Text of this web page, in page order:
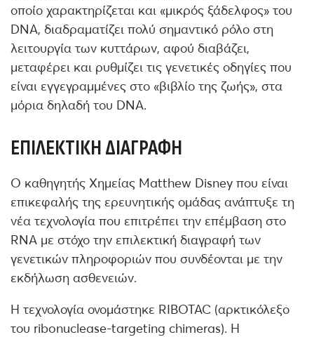
οποίο χαρακτηρίζεται και «μικρός ξάδελφος» του
DNA, διαδραματίζει πολύ σημαντικό ρόλο στη
λειτουργία των κυττάρων, αφού διαβάζει,
μεταφέρει και ρυθμίζει τις γενετικές οδηγίες που
είναι εγγεγραμμένες στο «βιβλίο της ζωής», στα
μόρια δηλαδή του DNA.
ΕΠΙΛΕΚΤΙΚΉ ΔΙΑΓΡΑΦΉ
Ο καθηγητής Χημείας Matthew Disney που είναι
επικεφαλής της ερευνητικής ομάδας ανάπτυξε τη
νέα τεχνολογία που επιτρέπει την επέμβαση στο
RNA με στόχο την επιλεκτική διαγραφή των
γενετικών πληροφοριών που συνδέονται με την
εκδήλωση ασθενειών.
Η τεχνολογία ονομάστηκε RIBOTAC (αρκτικόλεξο
του ribonuclease-targeting chimeras). Η